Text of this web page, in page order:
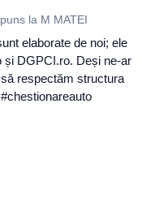
la M MATEI
elaborate de noi; ele
și DGPCI.ro. Deși ne-ar
respectăm structura